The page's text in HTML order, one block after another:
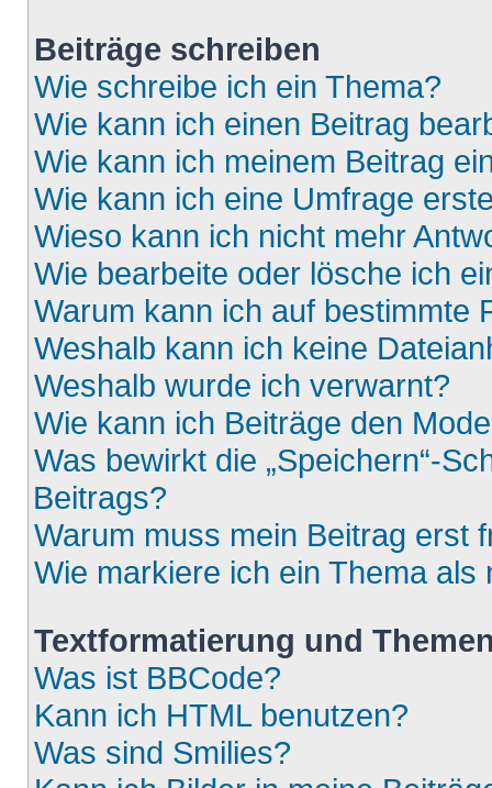
Beiträge schreiben
Wie schreibe ich ein Thema?
Wie kann ich einen Beitrag
Wie kann ich meinem Beitrag
Wie kann ich eine Umfrage
Wieso kann ich nicht mehr
Wie bearbeite oder lösche ich
Warum kann ich auf bestimmte
Weshalb kann ich keine
Weshalb wurde ich verwarnt?
Wie kann ich Beiträge den
Was bewirkt die „Speichern“-
Beitrags?
Warum muss mein Beitrag erst
Wie markiere ich ein Thema als
Textformatierung und
Was ist BBCode?
Kann ich HTML benutzen?
Was sind Smilies?